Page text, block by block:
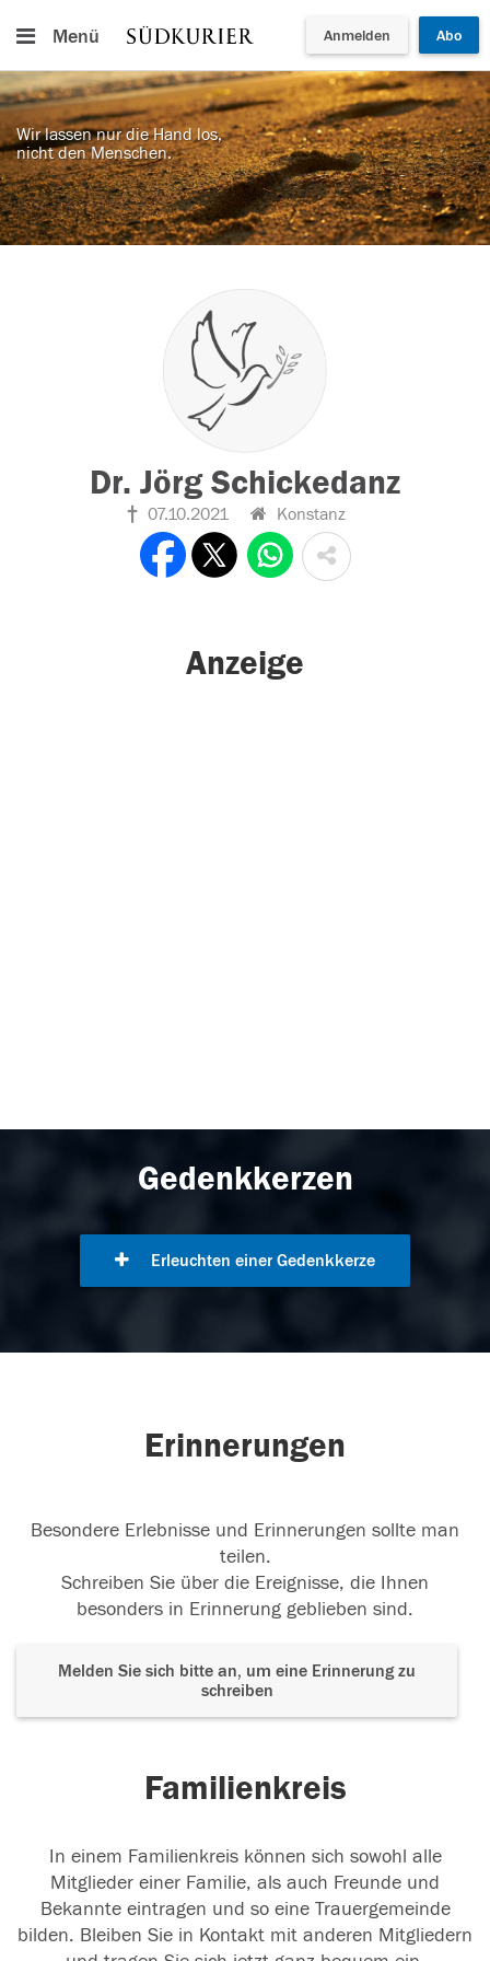
Menü Anmelden Abo
Wir lassen nur die Hand los,
nicht den Menschen.
Dr. Jörg Schickedanz
07.10.2021 Konstanz
Anzeige
Gedenkkerzen
Erleuchten einer Gedenkkerze
Erinnerungen
Besondere Erlebnisse und Erinnerungen sollte man
teilen.
Schreiben Sie über die Ereignisse, die Ihnen
besonders in Erinnerung geblieben sind.
Melden Sie sich bitte an, um eine Erinnerung zu
schreiben
Familienkreis
In einem Familienkreis können sich sowohl alle
Mitglieder einer Familie, als auch Freunde und
Bekannte eintragen und so eine Trauergemeinde
bilden. Bleiben Sie in Kontakt mit anderen Mitgliedern